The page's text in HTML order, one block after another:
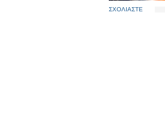
ΣΧΟΛΙΑΣΤΕ